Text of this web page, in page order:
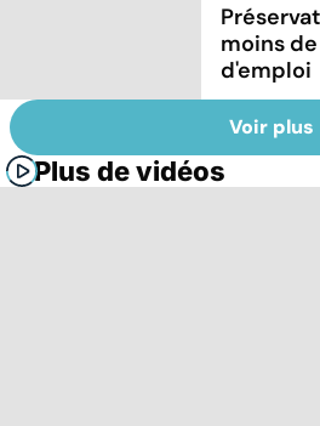
moins
d'emploi
Voir plus
Plus de vidéos